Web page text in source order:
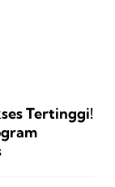
Tertinggi!